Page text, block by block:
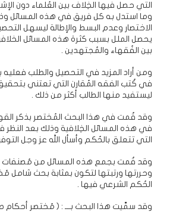
التي حصل فيها الخِلاف بين العُلماء دون
وما استدل به كل فريق في هذه المسائل
الاختصار وعدم البسط والإطالة ليسهل
يحصل الملل بسبب كثرة هذه المسائل
بين الفُقهاء والمُجتهدين .
ومن أراد المزيد في التحصيل والطلب فعليه
في كُتب الفقه المُقارن التي تعتني بتحقيق
ليستفيد منها الطالب أكثر من ذلك .
وقد قُمت في هذا البحث المُختصر بذكر
في هذه المسائل الخِلافية وذلك بعد النظر
التي تتعلق بالحُكم وأسأل الله عز وجل
وقد قُمت بجمع هذه المسائل من
وحررتها ورتبتها لتكون بمثابة بحث شامل
الحُكم الشرعي فيها .
وقد سمَّيت هذا البحث بـــ : ( مُختصر أحكام